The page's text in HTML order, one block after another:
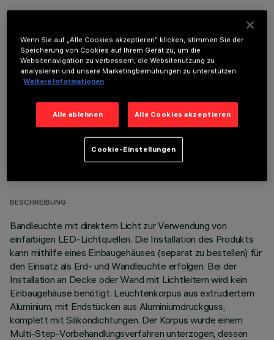
OPTIONALE KOMPONENTEN
TECHNISCHE DATEN
BESCHREIBUNG
Bandleuchte mit direktem Licht zur Verwendung von
einfarbigen LED-Lichtquellen. Die Installation des Produkts
kann mithilfe eines Einbaugehäuses (separat zu bestellen) für
den Einsatz als Erd- und Wandleuchte erfolgen. Bei der
Installation an Decke oder Wand mit Lichtleitern wird kein
Einbaugehäuse benötigt. Leuchtenkorpus aus extrudiertem
Aluminium, mit Endstücken aus Aluminiumdruckguss,
komplett mit Silikondichtungen. Der Korpus wurde einem
Multi-Step-Vorbehandlungsverfahren unterzogen, dessen
Wenn Sie auf „Alle Cookies akzeptieren“ klicken, stimmen Sie der
Speicherung von Cookies auf Ihrem Gerät zu, um die
Websitenavigation zu verbessern, die Websitenutzung zu
analysieren und unsere Marketingbemühungen zu unterstützen.
Weitere Informationen
Alle ablehnen Alle Cookies akzeptieren
Cookie-Einstellungen